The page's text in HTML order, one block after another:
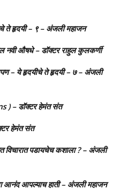
ते हृदयी – ९ – अंजली महाजन
नवी औषधे – डॉक्टर राहुल कुलकर्णी
– ये हृदयीचे ते हृदयी – ७ – अंजली
) – डॉक्टर हेमंत संत
हेमंत संत
विचारात पडायचेच कशाला ? – अंजली
आनंद आपल्याच हाती – अंजली महाजन